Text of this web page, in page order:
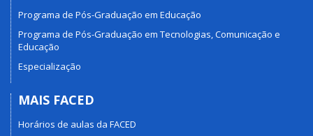
Programa de Pós-Graduação em Educação
Programa de Pós-Graduação em Tecnologias, Comunicação e
Educação
Especialização
MAIS FACED
Horários de aulas da FACED